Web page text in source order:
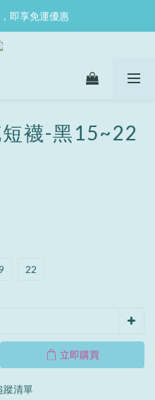
即享免運優惠
襪-黑15~22
22
立即購買
蹤清單